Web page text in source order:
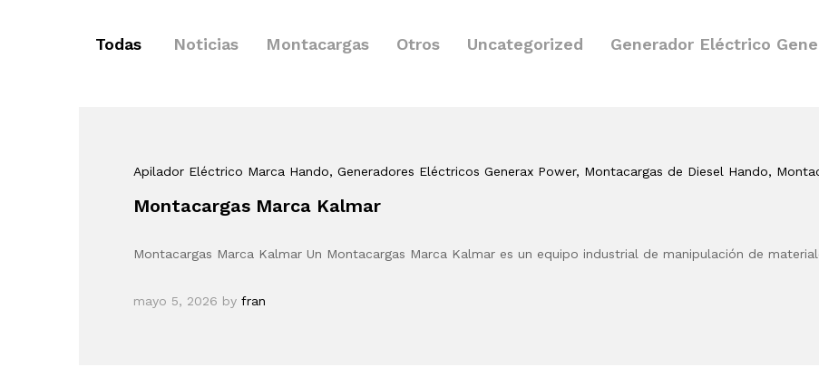
Todas Noticias Montacargas Otros Uncategorized Generador Eléctrico
Apilador Eléctrico Marca Hando, Generadores Eléctricos Generax Power, Montacargas de Diesel Hando,
Montacargas Marca Kalmar
Montacargas Marca Kalmar Un Montacargas Marca Kalmar es un equipo industrial de manipulación de
mayo 5, 2026 by fran